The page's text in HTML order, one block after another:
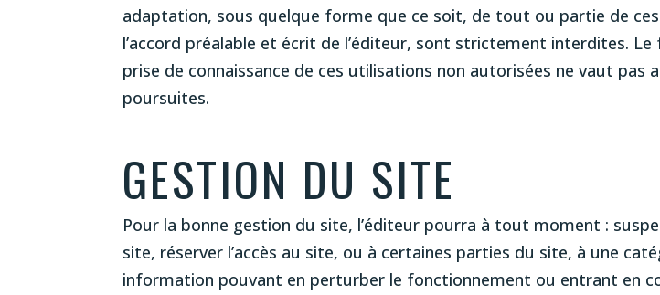
adaptation, sous quelque forme que ce soit, de tout ou partie de
l’accord préalable et écrit de l’éditeur, sont strictement interdites.
prise de connaissance de ces utilisations non autorisées ne vaut
poursuites.
GESTION DU SITE
Pour la bonne gestion du site, l’éditeur pourra à tout moment :
site, réserver l’accès au site, ou à certaines parties du site, à une
information pouvant en perturber le fonctionnement ou entrant en